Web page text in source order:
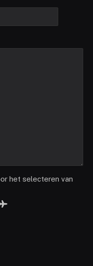
het selecteren van